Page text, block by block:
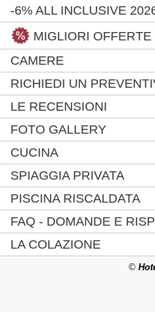
-6% ALL INCLUSIVE
MIGLIORI OFFERTE
CAMERE
RICHIEDI UN
LE RECENSIONI
FOTO GALLERY
CUCINA
SPIAGGIA PRIVATA
PISCINA RISCALDATA
FAQ - DOMANDE E
LA COLAZIONE
©